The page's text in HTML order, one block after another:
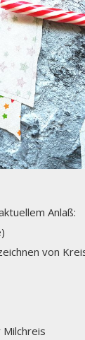
Anlaß:
von
Milchreis